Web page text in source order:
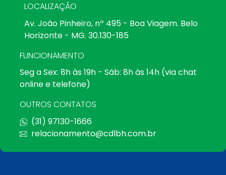
LOCALIZAÇÃO
Av. João Pinheiro, nº 495 - Boa Viagem. Belo
Horizonte - MG. 30.130-185
FUNCIONAMENTO
Seg a Sex: 8h às 19h - Sáb: 8h às 14h (via chat
online e telefone)
OUTROS CONTATOS
(31) 97130-1666
relacionamento@cdlbh.com.br